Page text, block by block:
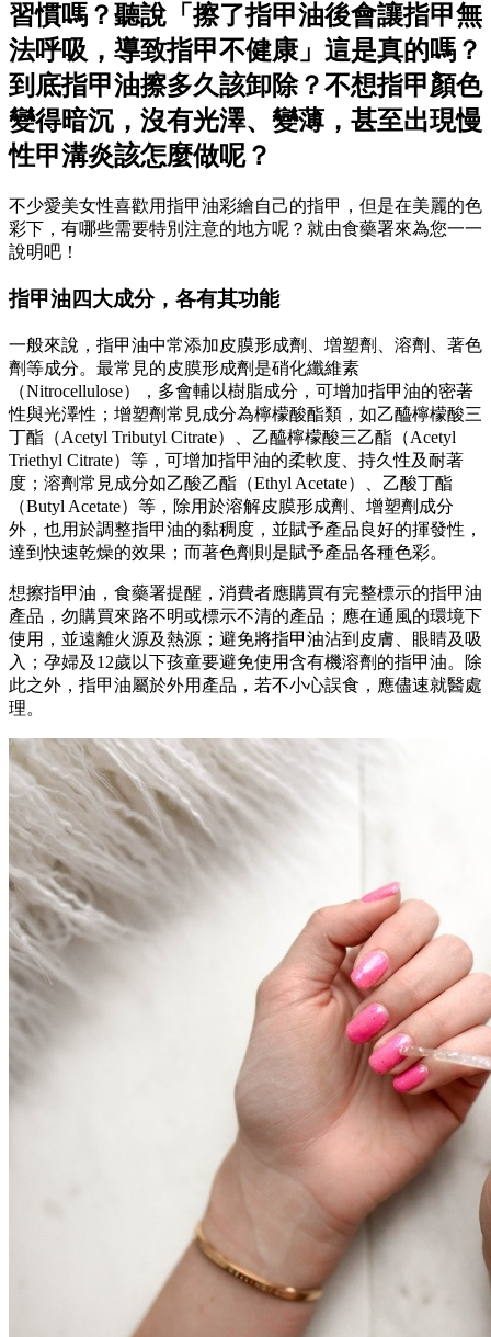
習慣嗎？聽說「擦了指甲油後會讓指甲無
法呼吸，導致指甲不健康」這是真的嗎？
到底指甲油擦多久該卸除？不想指甲顏色
變得暗沉，沒有光澤、變薄，甚至出現慢
性甲溝炎該怎麼做呢？
不少愛美女性喜歡用指甲油彩繪自己的指甲，但是在美麗的色
彩下，有哪些需要特別注意的地方呢？就由食藥署來為您一一
說明吧！
指甲油四大成分，各有其功能
一般來說，指甲油中常添加皮膜形成劑、増塑劑、溶劑、著色
劑等成分。最常見的皮膜形成劑是硝化纖維素
（Nitrocellulose），多會輔以樹脂成分，可增加指甲油的密著
性與光澤性；增塑劑常見成分為檸檬酸酯類，如乙醯檸檬酸三
丁酯（Acetyl Tributyl Citrate）、乙醯檸檬酸三乙酯（Acetyl
Triethyl Citrate）等，可增加指甲油的柔軟度、持久性及耐著
度；溶劑常見成分如乙酸乙酯（Ethyl Acetate）、乙酸丁酯
（Butyl Acetate）等，除用於溶解皮膜形成劑、增塑劑成分
外，也用於調整指甲油的黏稠度，並賦予產品良好的揮發性，
達到快速乾燥的效果；而著色劑則是賦予產品各種色彩。
想擦指甲油，食藥署提醒，消費者應購買有完整標示的指甲油
產品，勿購買來路不明或標示不清的產品；應在通風的環境下
使用，並遠離火源及熱源；避免將指甲油沾到皮膚、眼睛及吸
入；孕婦及12歲以下孩童要避免使用含有機溶劑的指甲油。除
此之外，指甲油屬於外用產品，若不小心誤食，應儘速就醫處
理。